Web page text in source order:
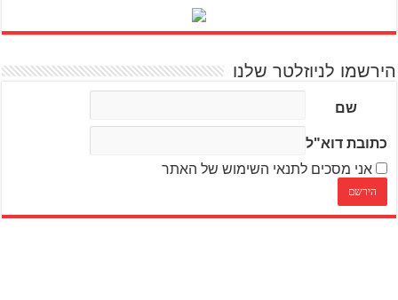
הירשמו לניוזלטר שלנו
שם
כתובת דוא"ל
אני מסכים לתנאי השימוש של האתר